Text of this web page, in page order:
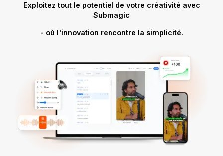
Exploitez tout le potentiel de votre créativité avec
Submagic
- où l'innovation rencontre la simplicité.